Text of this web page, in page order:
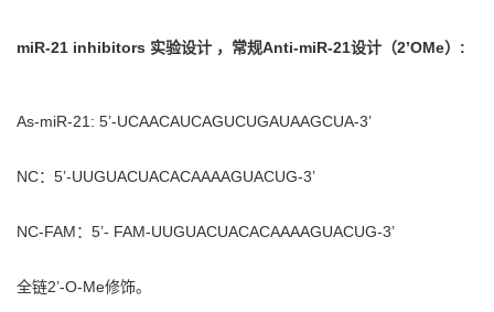
miR-21 inhibitors 实验设计 ， 常规Anti-miR-21设计（2’OMe）:
As-miR-21: 5’-UCAACAUCAGUCUGAUAAGCUA-3’
NC：5’-UUGUACUACACAAAAGUACUG-3’
NC-FAM：5’- FAM-UUGUACUACACAAAAGUACUG-3’
全链2’-O-Me修饰。